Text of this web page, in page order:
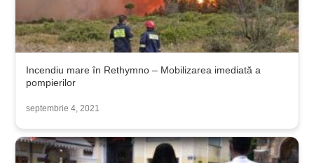
Incendiu mare în Rethymno – Mobilizarea imediată a
pompierilor
septembrie 4, 2021